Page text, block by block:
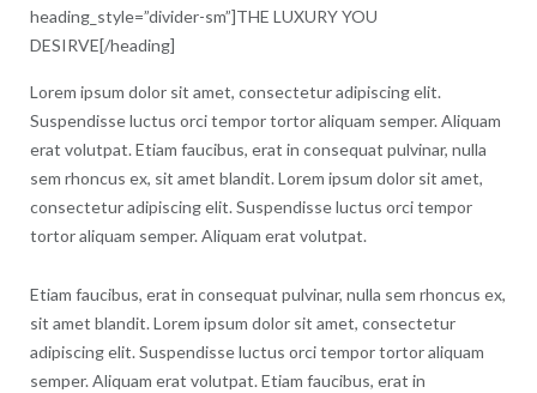
heading_style=”divider-sm”]THE LUXURY YOU
DESIRVE[/heading]
Lorem ipsum dolor sit amet, consectetur adipiscing elit.
Suspendisse luctus orci tempor tortor aliquam semper. Aliquam
erat volutpat. Etiam faucibus, erat in consequat pulvinar, nulla
sem rhoncus ex, sit amet blandit. Lorem ipsum dolor sit amet,
consectetur adipiscing elit. Suspendisse luctus orci tempor
tortor aliquam semper. Aliquam erat volutpat.
Etiam faucibus, erat in consequat pulvinar, nulla sem rhoncus ex,
sit amet blandit. Lorem ipsum dolor sit amet, consectetur
adipiscing elit. Suspendisse luctus orci tempor tortor aliquam
semper. Aliquam erat volutpat. Etiam faucibus, erat in